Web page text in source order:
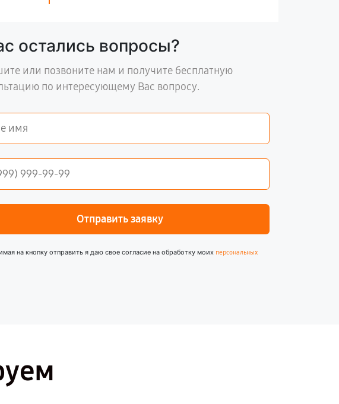
остались вопросы?
или позвоните нам и получите бесплатную
по интересующему Вас вопросу.
Отправить заявку
на кнопку отправить я даю свое согласие на обработку моих персональных